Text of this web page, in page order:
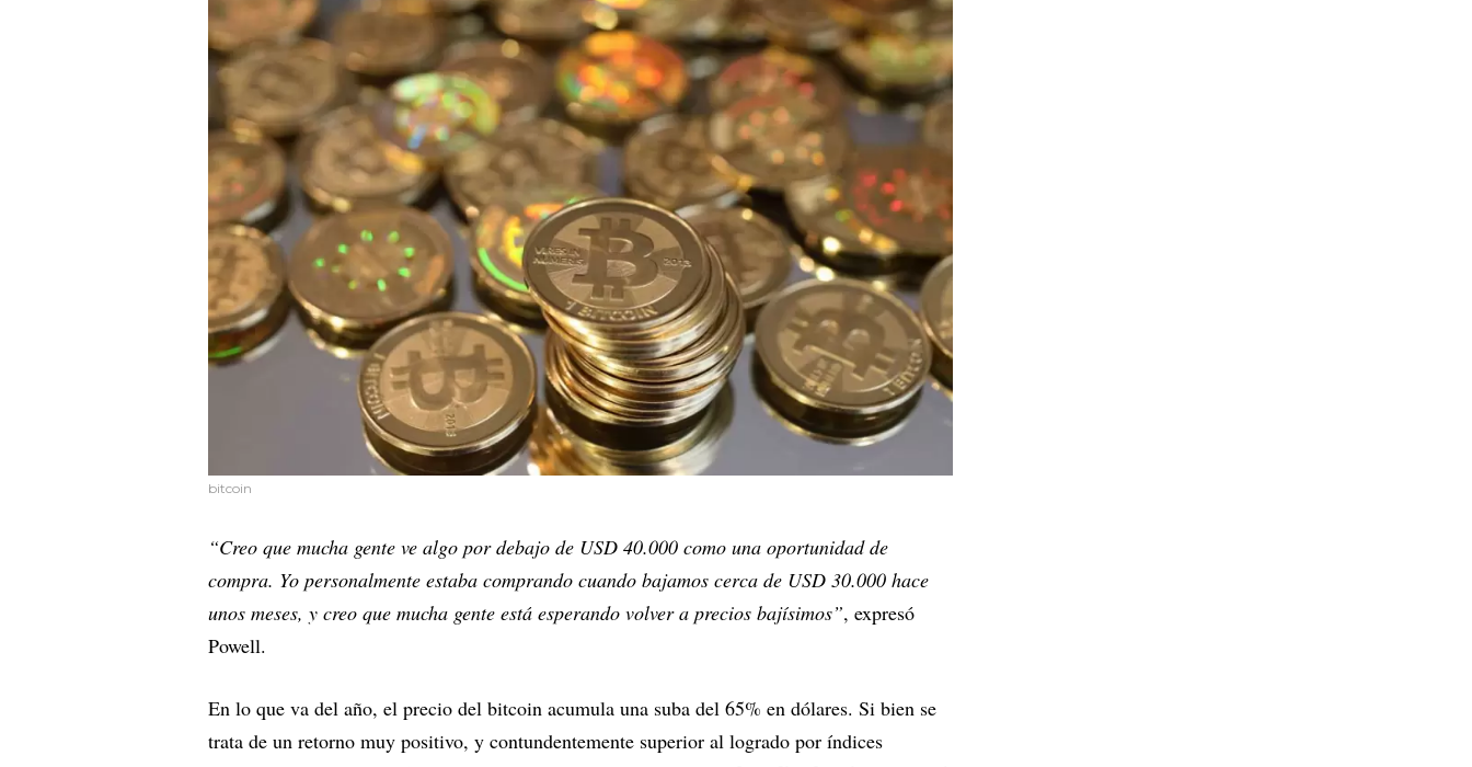
bitcoin
“Creo que mucha gente ve algo por debajo de USD 40.000 como una oportunidad de
compra. Yo personalmente estaba comprando cuando bajamos cerca de USD 30.000 hace
unos meses, y creo que mucha gente está esperando volver a precios bajísimos”, expresó
Powell.
En lo que va del año, el precio del bitcoin acumula una suba del 65% en dólares. Si bien se
trata de un retorno muy positivo, y contundentemente superior al logrado por índices